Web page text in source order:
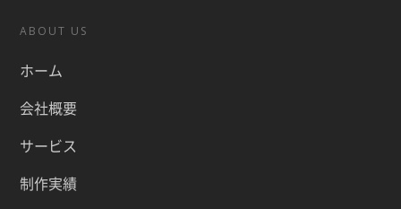
ABOUT US
ホーム
会社概要
サービス
制作実績